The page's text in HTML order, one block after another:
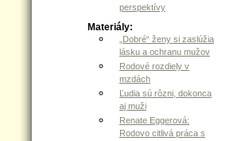
perspektívy
Materiály:
„Dobré“ ženy si zaslúžia
lásku a ochranu mužov
Rodové rozdiely v
mzdách
Ľudia sú rôzni, dokonca
aj muži
Renate Eggerová:
Rodovo citlivá práca s